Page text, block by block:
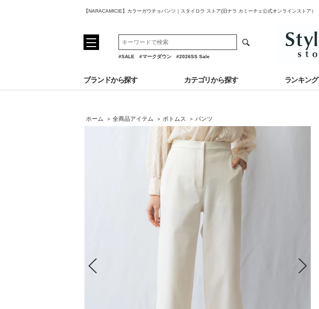
【NARACAMICIE】カラーガウチョパンツ｜スタイロラ ストア(旧ナラ カミーチェ公式オンラインストア）
#SALE #マークダウン #2026SS Sale
ブランドから探す カテゴリから探す ランキング
ホーム > 全商品アイテム > ボトムス > パンツ